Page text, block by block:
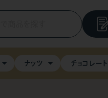
ナッツ チョコレート